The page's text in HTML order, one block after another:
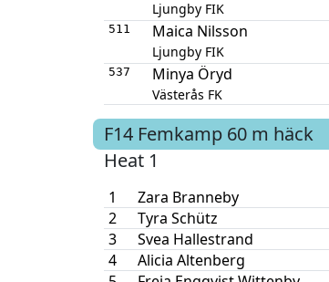
Ljungby FIK
511 Maica Nilsson
Ljungby FIK
537 Minya Öryd
Västerås FK
F14 Femkamp 60 m häck
Heat 1
1 Zara Branneby
2
Tyra Schütz
3
Svea Hallestrand
4
Alicia Altenberg